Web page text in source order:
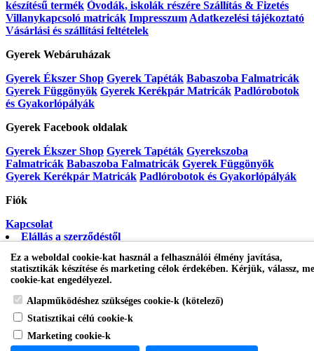
készítésű termék Óvodák, iskolák részére Szállítás & Fizetés
Villanykapcsoló matricák ImpresszumAdatkezelési tájékoztató
Vásárlási és szállítási feltételek
Gyerek Webáruházak
Gyerek Ékszer Shop Gyerek Tapéták Babaszoba Falmatricák
Gyerek Függönyök Gyerek Kerékpár Matricák Padlórobotok
és Gyakorlópályák
Gyerek Facebook oldalak
Gyerek Ékszer Shop Gyerek Tapéták Gyerekszoba
Falmatricák Babaszoba Falmatricák Gyerek Függönyök
Gyerek Kerékpár Matricák Padlórobotok és Gyakorlópályák
Fiók
Kapcsolat
Elállás a szerződéstől
Gyerekszoba Falmatrica Shop
Ez a weboldal cookie-kat használ a felhasználói élmény javítása,
statisztikák készítése és marketing célok érdekében. Kérjük, válassz,
cookie-kat engedélyezel.
Alapműködéshez szükséges cookie-k (kötelező)
Statisztikai célú cookie-k
Marketing cookie-k